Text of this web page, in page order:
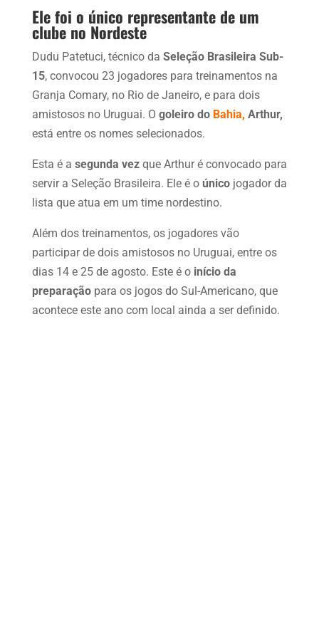
Ele foi o único representante de um
clube no Nordeste
Dudu Patetuci, técnico da Seleção Brasileira Sub-
15, convocou 23 jogadores para treinamentos na
Granja Comary, no Rio de Janeiro, e para dois
amistosos no Uruguai. O goleiro do Bahia, Arthur,
está entre os nomes selecionados.
Esta é a segunda vezque Arthur é convocado para
servir a Seleção Brasileira. Ele é oúnico jogador da
lista que atua em um time nordestino.
Além dos treinamentos, os jogadores vão
participar de dois amistosos no Uruguai, entre os
dias 14 e 25 de agosto. Este é o início da
preparaçãopara os jogos do Sul-Americano, que
acontece este ano com local ainda a ser definido.